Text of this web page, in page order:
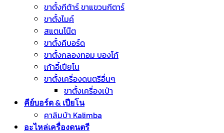
ขาตั้งกีต้าร์ ขาแขวนกีตาร์
ขาตั้งไมค์
สแตนโน๊ต
ขาตั้งคีบอร์ด
ขาตั้งกลองทอม บองโก้
เก้าอี้เปียโน
ขาตั้งเครื่องดนตรีอื่นๆ
ขาตั้งเครื่องเป่า
คีย์บอร์ด & เปียโน
คาลิมบ้า Kalimba
อะไหล่เครื่องดนตรี